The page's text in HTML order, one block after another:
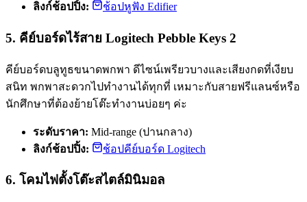
ลิงก์ช้อปปิ้ง:
ช้อปหูฟัง Edifier
5. คีย์บอร์ดไร้สาย Logitech Pebble Keys 2
คีย์บอร์ดบลูทูธขนาดพกพา ดีไซน์เพรียวบางและเสียงกดที่เงียบ
สนิท พกพาสะดวกไปทำงานได้ทุกที่ เหมาะกับสายฟรีแลนซ์หรือ
นักศึกษาที่ต้องย้ายโต๊ะทำงานบ่อยๆ ค่ะ
ระดับราคา: Mid-range (ปานกลาง)
ลิงก์ช้อปปิ้ง:
ช้อปคีย์บอร์ด Logitech
6. โคมไฟตั้งโต๊ะสไตล์มินิมอล